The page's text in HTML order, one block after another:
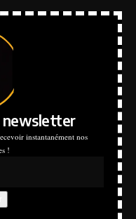
newsletter
instantanément nos
!